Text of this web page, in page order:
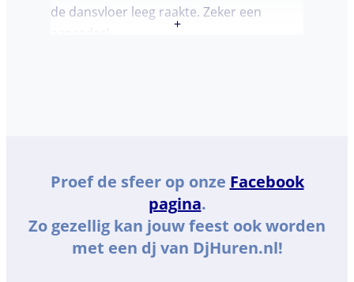
de dansvloer leeg raakte. Zeker een
+
Proef de sfeer op onze Facebook
pagina.
Zo gezellig kan jouw feest ook worden
met een dj van DjHuren.nl!